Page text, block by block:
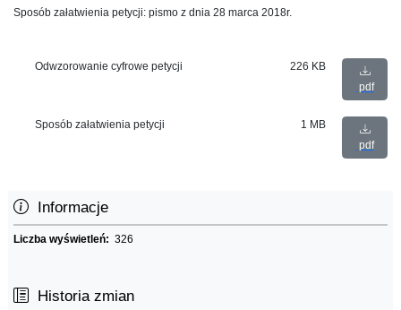
Sposób załatwienia petycji: pismo z dnia 28 marca 2018r.
Odwzorowanie cyfrowe petycji
226 KB
pdf
Sposób załatwienia petycji
1 MB
pdf
Informacje
Liczba wyświetleń: 326
Historia zmian